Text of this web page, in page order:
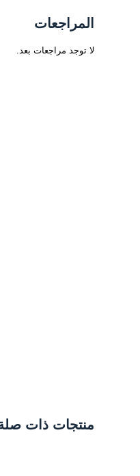
المراجعات
لا توجد مراجعات بعد.
منتجات ذات